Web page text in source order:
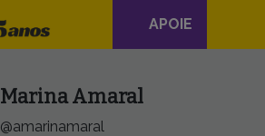
Navegação
principal
APOIE
Marina Amaral
@amarinamaral